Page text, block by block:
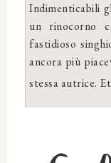
Indimenticabili
un rinocorno
fastidioso
ancora più
stessa autrice.